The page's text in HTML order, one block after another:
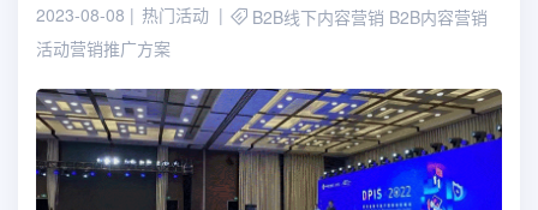
2023-08-08 热门活动 B2B线下内容营销 B2B内容营销
活动营销推广方案